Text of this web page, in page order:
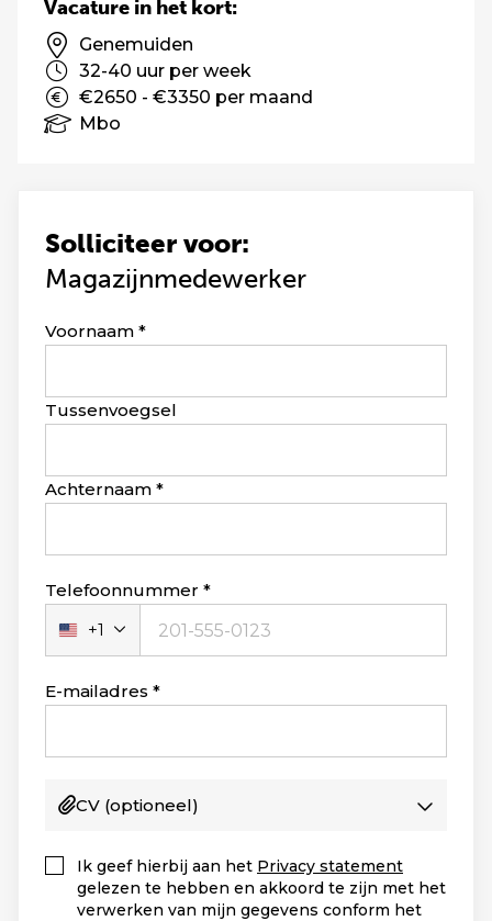
Solliciteer voor:
Magazijnmedewerker
Leave
blank
Voornaam
Tussenvoegsel
Achternaam
Telefoonnummer
Verenigde
Staten
+1
+1
E-mailadres
CV (optioneel)
Ik geef hierbij aan het Privacy statement
gelezen te hebben en akkoord te zijn met het
verwerken van mijn gegevens conform het
Vacature in het kort:
Genemuiden
32-40 uur per week
€2650 - €3350 per maand
Mbo